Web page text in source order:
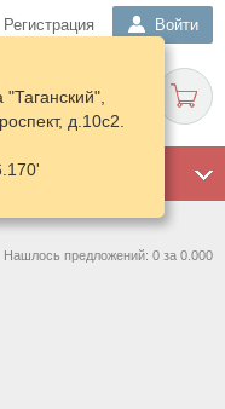
Регистрация Войти
д.10с2.
Нашлось предложений: 0 за 0.000